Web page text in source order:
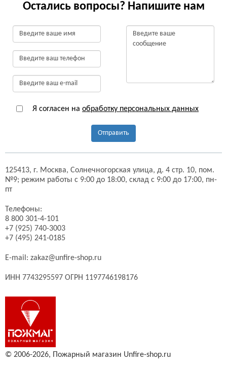
Остались вопросы? Напишите нам
Я согласен на обработку персональных данных
Отправить
125413, г. Москва, Солнечногорская улица, д. 4 стр. 10, пом.
№9; режим работы с 9:00 до 18:00, склад с 9:00 до 17:00, пн-
пт
Телефоны:
8 800 301-4-101
+7 (925) 740-3003
+7 (495) 241-0185
E-mail: zakaz@unfire-shop.ru
ИНН 7743295597 ОГРН 1197746198176
© 2006-2026, Пожарный магазин Unfire-shop.ru